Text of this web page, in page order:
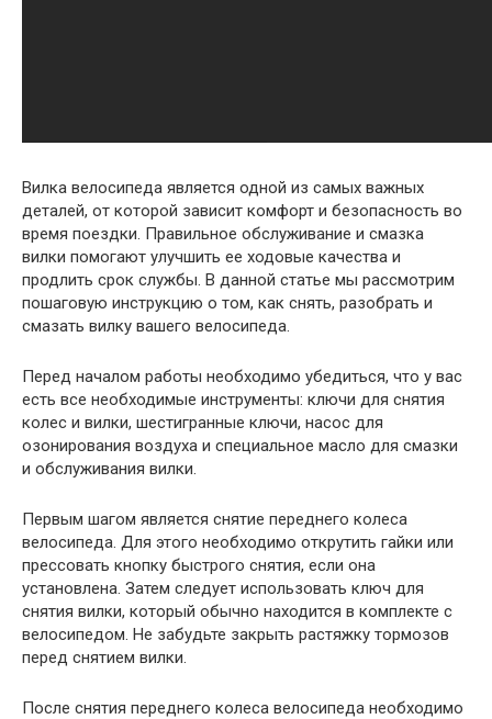
Вилка велосипеда является одной из самых важных
деталей, от которой зависит комфорт и безопасность во
время поездки. Правильное обслуживание и смазка
вилки помогают улучшить ее ходовые качества и
продлить срок службы. В данной статье мы рассмотрим
пошаговую инструкцию о том, как снять, разобрать и
смазать вилку вашего велосипеда.
Перед началом работы необходимо убедиться, что у вас
есть все необходимые инструменты: ключи для снятия
колес и вилки, шестигранные ключи, насос для
озонирования воздуха и специальное масло для смазки
и обслуживания вилки.
Первым шагом является снятие переднего колеса
велосипеда. Для этого необходимо открутить гайки или
прессовать кнопку быстрого снятия, если она
установлена. Затем следует использовать ключ для
снятия вилки, который обычно находится в комплекте с
велосипедом. Не забудьте закрыть растяжку тормозов
перед снятием вилки.
После снятия переднего колеса велосипеда необходимо